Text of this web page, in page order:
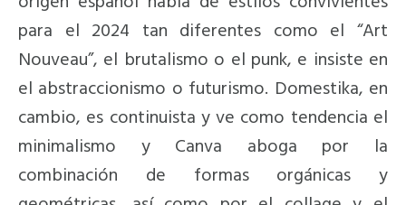
para el 2024 tan diferentes como el “Art
Nouveau”, el brutalismo o el punk, e insiste en
el abstraccionismo o futurismo. Domestika, en
cambio, es continuista y ve como tendencia el
minimalismo y Canva aboga por la
combinación de formas orgánicas y